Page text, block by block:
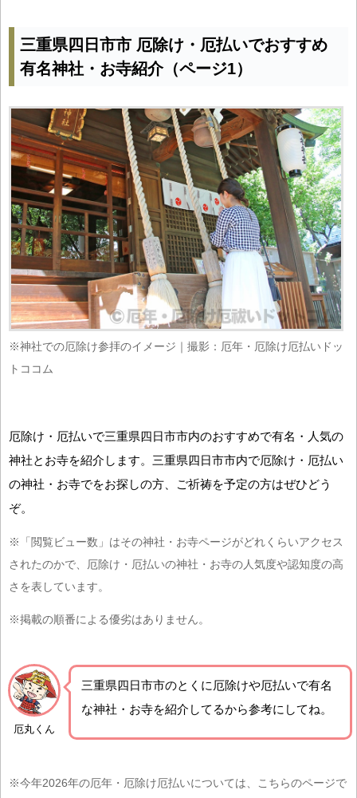
三重県四日市市 厄除け・厄払いでおすすめ
有名神社・お寺紹介（ページ1）
※神社での厄除け参拝のイメージ｜撮影：厄年・厄除け厄払いドッ
トココム
厄除け・厄払いで三重県四日市市内のおすすめで有名・人気の
神社とお寺を紹介します。三重県四日市市内で厄除け・厄払い
の神社・お寺でをお探しの方、ご祈祷を予定の方はぜひどう
ぞ。
※「閲覧ビュー数」はその神社・お寺ページがどれくらいアクセス
されたのかで、厄除け・厄払いの神社・お寺の人気度や認知度の高
さを表しています。
※掲載の順番による優劣はありません。
厄丸くん
三重県四日市市のとくに厄除けや厄払いで有名
な神社・お寺を紹介 してるから参考にしてね。
※今年2026年の厄年・厄除け厄払いについては、こちらのページで